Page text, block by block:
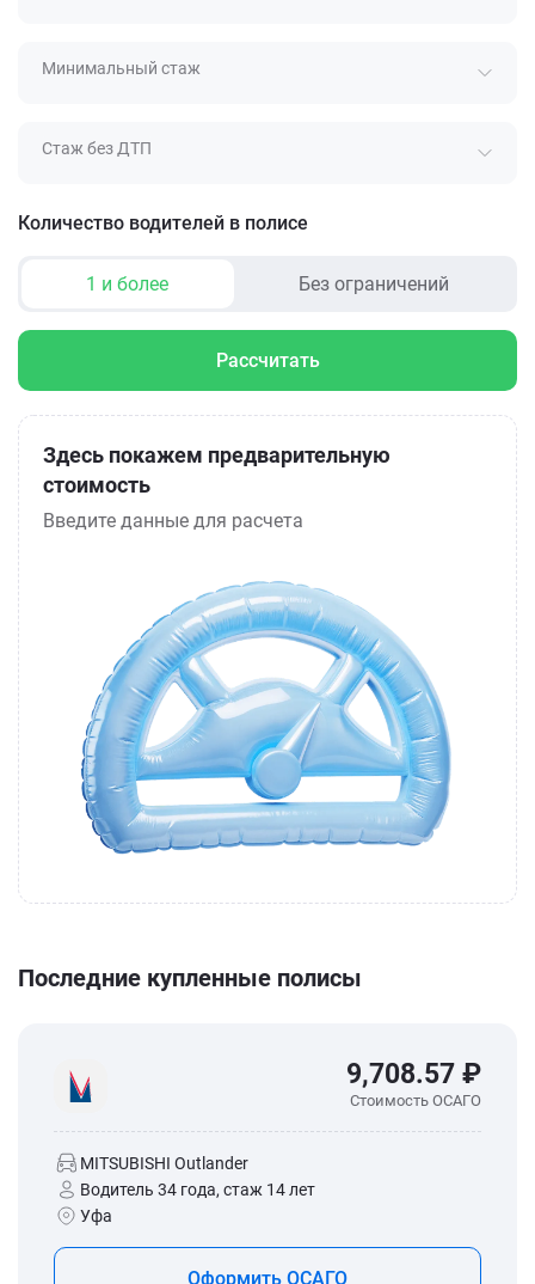
Минимальный стаж
Стаж без ДТП
Количество водителей в полисе
1 и более Без ограничений
Рассчитать
Здесь покажем предварительную
стоимость
Введите данные для расчета
Последние купленные полисы
9,708.57 ₽
Стоимость ОСАГО
MITSUBISHI Outlander
Водитель 34 года, стаж 14 лет
Уфа
Оформить ОСАГО